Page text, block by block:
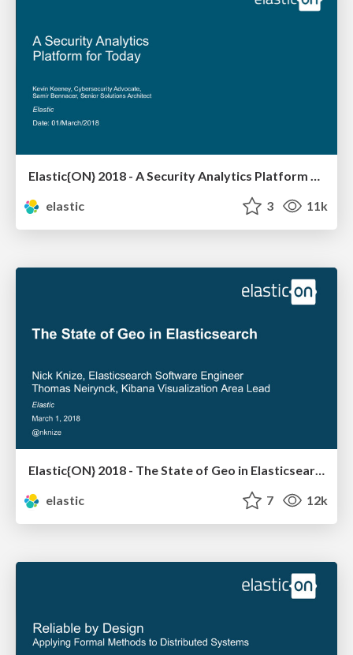
Elastic{ON} 2018 - A Security Analytics Platform for Today
elastic
3 11k
Elastic{ON} 2018 - The State of Geo in Elasticsearch
elastic
7 12k